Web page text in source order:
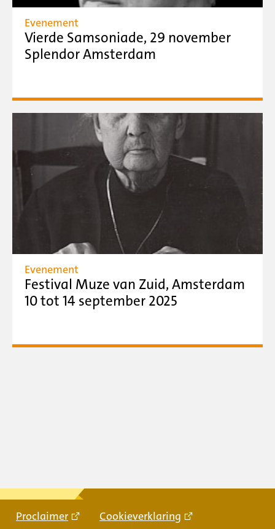
Evenement
Vierde Samsoniade, 29 november
Splendor Amsterdam
Evenement
Festival Muze van Zuid, Amsterdam
10 tot 14 september 2025
Proclaimer Cookieverklaring